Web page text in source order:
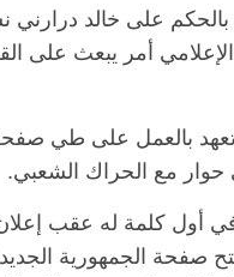
على خالد درارني
أمر يبعث على
بالعمل على طي
مع الحراك الشعبي.
الجمهورية